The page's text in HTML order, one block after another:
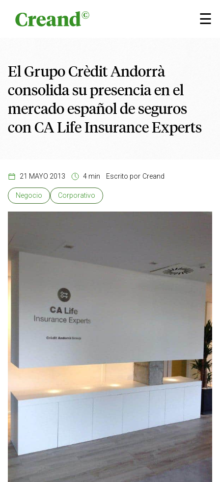
☰
×
El Grupo Crèdit Andorrà
consolida su presencia en el
mercado español de seguros
con CA Life Insurance Experts
21 MAYO 2013 4 min Escrito por Creand
Negocio Corporativo